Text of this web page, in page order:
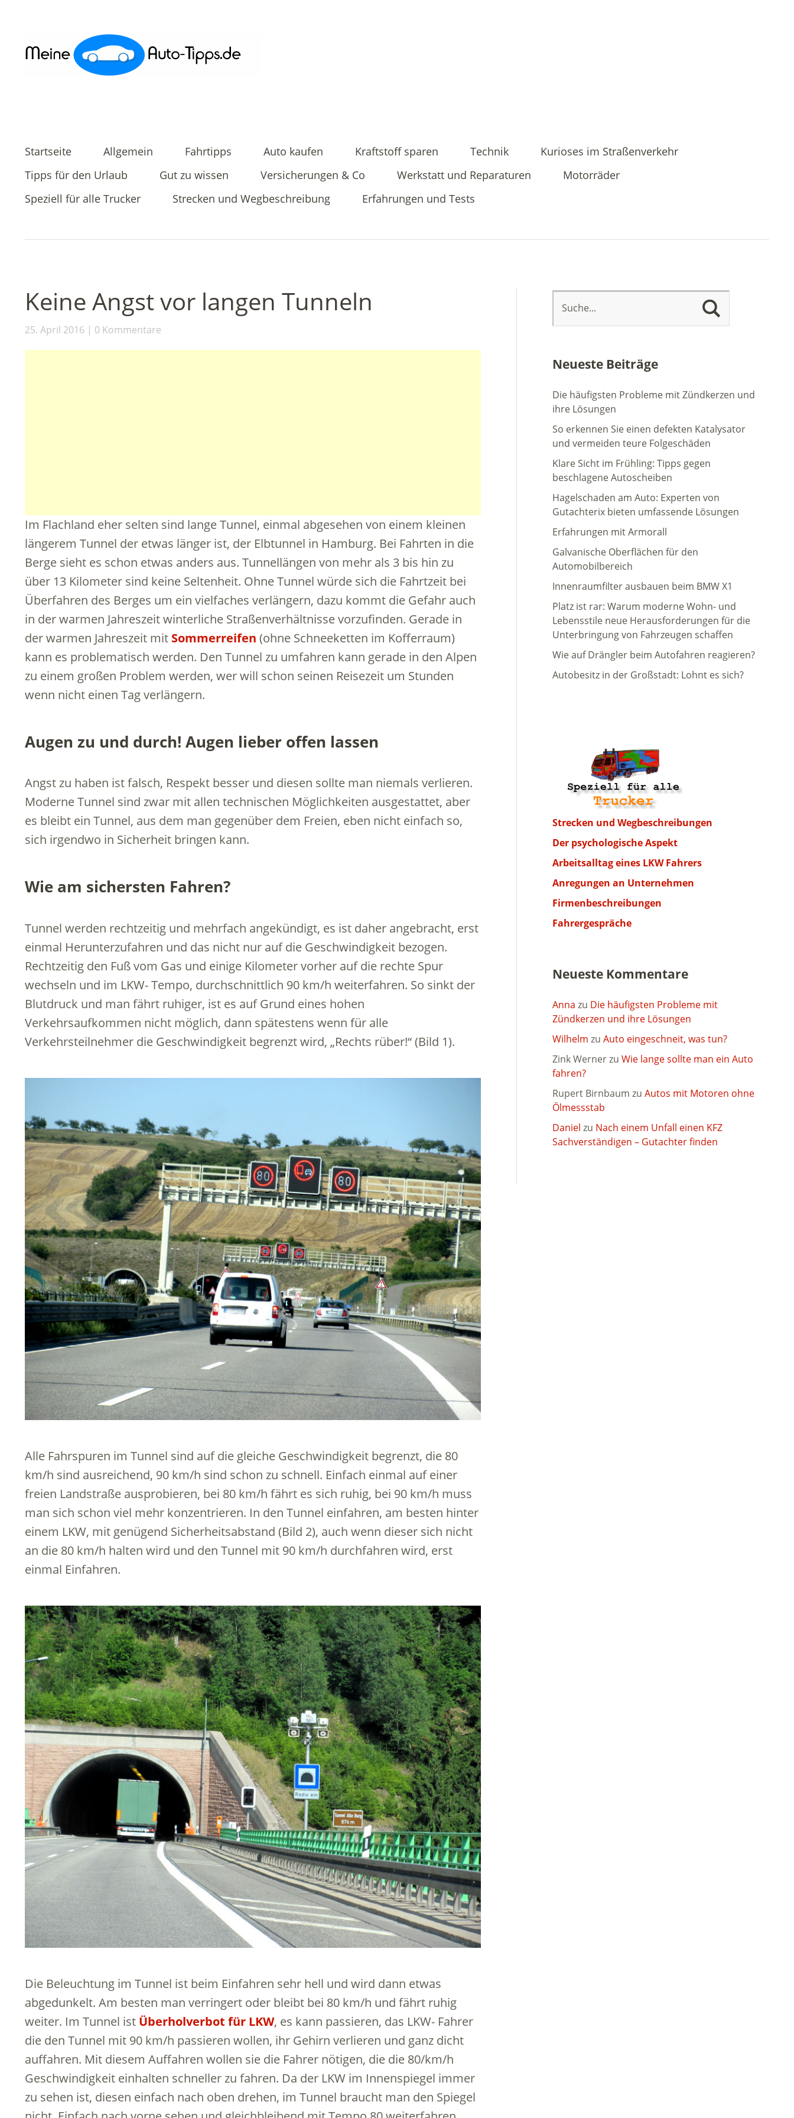
Startseite Allgemein Fahrtipps Auto kaufen Kraftstoff sparen Technik
Kurioses im Straßenverkehr
Tipps für den Urlaub
Gut zu wissen Versicherungen & Co Werkstatt und Reparaturen
Motorräder
Speziell für alle Trucker
Strecken und Wegbeschreibung Erfahrungen und Tests
Keine Angst vor langen Tunneln
25. April 2016 0 Kommentare
Im Flachland eher selten sind lange Tunnel, einmal abgesehen von einem kleinen
längerem Tunnel der etwas länger ist, der Elbtunnel in Hamburg. Bei Fahrten in die
Berge sieht es schon etwas anders aus. Tunnellängen von mehr als 3 bis hin zu
über 13 Kilometer sind keine Seltenheit. Ohne Tunnel würde sich die Fahrtzeit bei
Überfahren des Berges um ein vielfaches verlängern, dazu kommt die Gefahr auch
in der warmen Jahreszeit winterliche Straßenverhältnisse vorzufinden. Gerade in
der warmen Jahreszeit mit Sommerreifen (ohne Schneeketten im Kofferraum)
kann es problematisch werden. Den Tunnel zu umfahren kann gerade in den Alpen
zu einem großen Problem werden, wer will schon seinen Reisezeit um Stunden
wenn nicht einen Tag verlängern.
Augen zu und durch! Augen lieber offen lassen
Angst zu haben ist falsch, Respekt besser und diesen sollte man niemals verlieren.
Moderne Tunnel sind zwar mit allen technischen Möglichkeiten ausgestattet, aber
es bleibt ein Tunnel, aus dem man gegenüber dem Freien, eben nicht einfach so,
sich irgendwo in Sicherheit bringen kann.
Wie am sichersten Fahren?
Tunnel werden rechtzeitig und mehrfach angekündigt, es ist daher angebracht, erst
einmal Herunterzufahren und das nicht nur auf die Geschwindigkeit bezogen.
Rechtzeitig den Fuß vom Gas und einige Kilometer vorher auf die rechte Spur
wechseln und im LKW- Tempo, durchschnittlich 90 km/h weiterfahren. So sinkt der
Blutdruck und man fährt ruhiger, ist es auf Grund eines hohen
Verkehrsaufkommen nicht möglich, dann spätestens wenn für alle
Verkehrsteilnehmer die Geschwindigkeit begrenzt wird, „Rechts rüber!“ (Bild 1).
Alle Fahrspuren im Tunnel sind auf die gleiche Geschwindigkeit begrenzt, die 80
km/h sind ausreichend, 90 km/h sind schon zu schnell. Einfach einmal auf einer
freien Landstraße ausprobieren, bei 80 km/h fährt es sich ruhig, bei 90 km/h muss
man sich schon viel mehr konzentrieren. In den Tunnel einfahren, am besten hinter
einem LKW, mit genügend Sicherheitsabstand (Bild 2), auch wenn dieser sich nicht
an die 80 km/h halten wird und den Tunnel mit 90 km/h durchfahren wird, erst
einmal Einfahren.
Die Beleuchtung im Tunnel ist beim Einfahren sehr hell und wird dann etwas
abgedunkelt. Am besten man verringert oder bleibt bei 80 km/h und fährt ruhig
weiter. Im Tunnel ist Überholverbot für LKW, es kann passieren, das LKW- Fahrer
die den Tunnel mit 90 km/h passieren wollen, ihr Gehirn verlieren und ganz dicht
auffahren. Mit diesem Auffahren wollen sie die Fahrer nötigen, die die 80/km/h
Geschwindigkeit einhalten schneller zu fahren. Da der LKW im Innenspiegel immer
zu sehen ist, diesen einfach nach oben drehen, im Tunnel braucht man den Spiegel
Neueste Beiträge
Die häufigsten Probleme mit Zündkerzen und
ihre Lösungen
So erkennen Sie einen defekten Katalysator
und vermeiden teure Folgeschäden
Klare Sicht im Frühling: Tipps gegen
beschlagene Autoscheiben
Hagelschaden am Auto: Experten von
Gutachterix bieten umfassende Lösungen
Erfahrungen mit Armorall
Galvanische Oberflächen für den
Automobilbereich
Innenraumfilter ausbauen beim BMW X1
Platz ist rar: Warum moderne Wohn- und
Lebensstile neue Herausforderungen für die
Unterbringung von Fahrzeugen schaffen
Wie auf Drängler beim Autofahren reagieren?
Autobesitz in der Großstadt: Lohnt es sich?
Strecken und Wegbeschreibungen
Der psychologische Aspekt
Arbeitsalltag eines LKW Fahrers
Anregungen an Unternehmen
Firmenbeschreibungen
Fahrergespräche
Neueste Kommentare
Anna zu Die häufigsten Probleme mit
Zündkerzen und ihre Lösungen
Wilhelm zu Auto eingeschneit, was tun?
Zink Wernerzu Wie lange sollte man ein Auto
fahren?
Rupert Birnbaum zu Autos mit Motoren ohne
Ölmessstab
Daniel zu Nach einem Unfall einen KFZ
Sachverständigen – Gutachter finden